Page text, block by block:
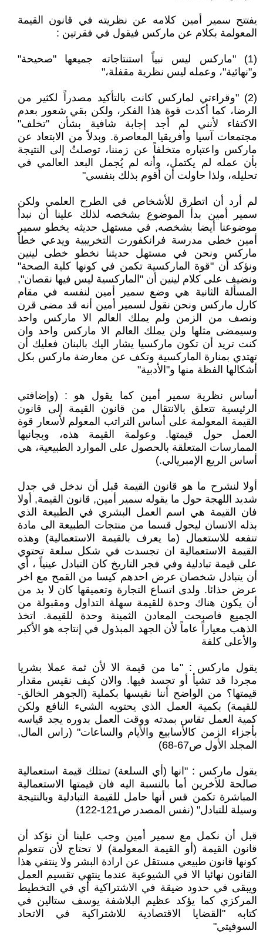
يفتتح سمير أمين كلامه عن نظريته في قانون القيمة
المعولمة بكلام عن ماركس فيقول في فقرتين :
(1) "ماركس ليس نبياً استنتاجاته جميعها "صحيحة"
و"نهائية"، وعمله ليس نظرية مقفلة،"
(2) "وقراءتي لماركس كانت بالتأكيد مصدراً لكثير من
الرضا، كما أكدت قوة هذا الفكر، ولكن بقي شعور بعدم
الاكتفاء لأنني لم أجد إجابة شافية بشأن "تخلف"
مجتمعات آسيا وأفريقيا المعاصرة. وبدلاً من الابتعاد عن
ماركس واعتباره متخلفاً عن زمننا، توصلتُ إلى النتيجة
بأن عمله لم يكتمل، وأنه لم يُجمل البعد العالمي في
تحليله، ولذا حاولت أن أقوم بذلك بنفسي"
لم أرد أن اتطرق للأشخاص في الطرح العلمي ولكن
سمير أمين بدأ الموضوع بشخصه لذلك علينا أن نبدأ
موضوعنا أيضا بشخصه, في مستهل حديثه يخطو سمير
أمين خطى مدرسة فرانكفورت التخريبية ويدعي خطأ
ماركس ونحن في مستهل حديثنا نخطو خطى لينين
ونؤكد أن "قوة الماركسية تكمن في كونها كلية الصحة"
ونضيف على كلام لينين أن "الماركسية ليس فيها نقصان",
المسألة الثانية هي وضع سمير أمين لنفسه في مقام
كارل ماركس ونحن نقول لسمير أمين أنه قد مضى قرن
ونصف من الزمن ولم يملك العالم الا ماركس واحد
وسيمضى مثلها ولن يملك العالم الا ماركس واحد وان
كنت تريد أن تكون ماركسيا يشار اليك بالبنان فعليك أن
تهتدي بمنارة الماركسية وتكف عن معارضة ماركس بكل
أشكالها الفظة منها و"الأدبية"
أساس نظرية سمير أمين كما يقول هو : (وإضافتي
الرئيسية تتعلق بالانتقال من قانون القيمة إلى قانون
القيمة المعولمة على أساس التراتب المعولم لأسعار قوة
العمل حول قيمتها. وعولمة القيمة هذه، وبجانبها
الممارسات المتعلقة بالحصول على الموارد الطبيعية، هي
أساس الريع الإمبريالي.)
أولا لنشرح ما هو قانون القيمة قبل أن ندخل في جدل
شديد اللهجة حول ما يقوله سمير أمين, قانون القيمة, أولا
فان القيمة هي اسم العمل البشري في الطبيعة الذي
بذله الانسان ليحول قسما من منتجات الطبيعة الى مادة
تنفعه للاستعمال (ما يعرف بالقيمة الاستعمالية) وهذه
القيمة الاستعمالية ان تجسدت في شكل سلعة تحتوي
على قيمة تبادلية وفي فجر التاريخ كان التبادل عينياً ، أي
أن يتبادل شخصان عرض احدهم كيسا من القمح مع اخر
عرض حذائا. ولدى اتساع التجارة وتعميقها كان لا بد من
أن يكون هناك وحدة للقيمة سهلة التداول ومقبولة من
الجميع فاصبحت المعادن الثمينة وحدة للقيمة. اتخذ
الذهب معياراً عاماً لأن الجهد المبذول في إنتاجه هو الأكبر
والأعلى كلفة
يقول ماركس : "ما من قيمة الا لأن ثمة عملا بشريا
مجردا قد تشيأ أو تجسد فيها. والان كيف نقيس مقدار
قيمتها؟ من الواضح أننا نقيسها بكملية (الجوهر الخالق-
للقيمة) بكمية العمل الذي يحتويه الشيء النافع ولكن
كمية العمل تقاس بمدته ووقت العمل بدوره يجد قياسه
بأجزاء الزمن كالأسابيع والأيام والساعات" (راس المال,
المجلد الأول ص67-68)
يقول ماركس : "انها (أي السلعة) تمتلك قيمة استعمالية
صالحة للأخرين أما بالنسبة اليه فان قيمتها الاستعمالية
المباشرة تكمن قس أنها حامل للقيمة التبادلية وبالنتيجة
وسيلة للتبادل" (نفس المصدر ص121-122)
قبل أن نكمل مع سمير أمين وجب علينا أن نؤكد أن
قانون القيمة (أو القيمة المعولمة) لا تحتاج لأن تتعولم
كونها قانون طبيعي مستقل عن ارادة البشر ولا ينتفي هذا
القانون نهائيا الا في الشيوعية عندما ينتهي تقسيم العمل
ويبقى في حدود ضيقة في الاشتراكية أي في التخطيط
المركزي كما يؤكد عظيم البلاشفة يوسف ستالين في
كتابه "القضايا الاقتصادية للاشتراكية في الاتحاد
السوفيتي"